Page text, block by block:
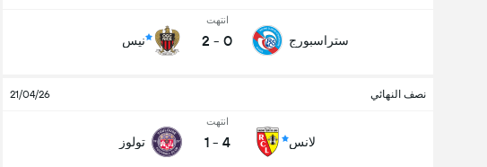
ستراسبورج
انتهت
0
-
2 نيس
نصف النهائي 21/04/26
لانس
انتهت
4
-
1 تولوز